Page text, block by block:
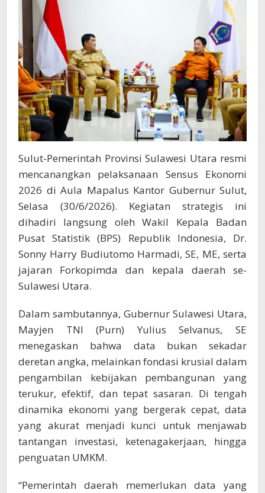
Sulut-Pemerintah Provinsi Sulawesi Utara resmi
mencanangkan pelaksanaan Sensus Ekonomi
2026 di Aula Mapalus Kantor Gubernur Sulut,
Selasa (30/6/2026). Kegiatan strategis ini
dihadiri langsung oleh Wakil Kepala Badan
Pusat Statistik (BPS) Republik Indonesia, Dr.
Sonny Harry Budiutomo Harmadi, SE, ME, serta
jajaran Forkopimda dan kepala daerah se-
Sulawesi Utara.
Dalam sambutannya, Gubernur Sulawesi Utara,
Mayjen TNI (Purn) Yulius Selvanus, SE
menegaskan bahwa data bukan sekadar
deretan angka, melainkan fondasi krusial dalam
pengambilan kebijakan pembangunan yang
terukur, efektif, dan tepat sasaran. Di tengah
dinamika ekonomi yang bergerak cepat, data
yang akurat menjadi kunci untuk menjawab
tantangan investasi, ketenagakerjaan, hingga
penguatan UMKM.
“Pemerintah daerah memerlukan data yang